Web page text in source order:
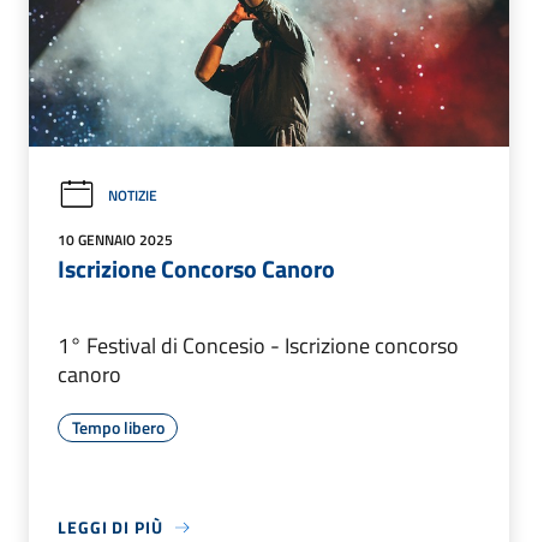
NOTIZIE
10 GENNAIO 2025
Iscrizione Concorso Canoro
1° Festival di Concesio - Iscrizione concorso
canoro
Tempo libero
LEGGI DI PIÙ